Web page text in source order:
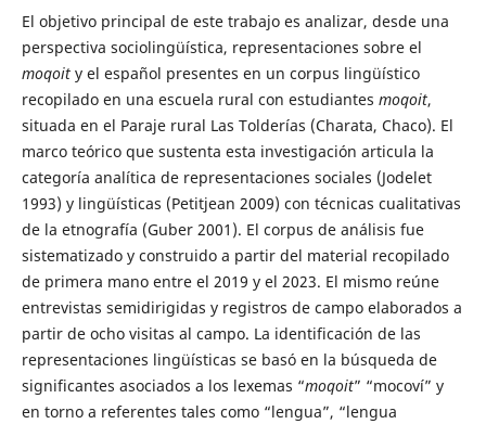
El objetivo principal de este trabajo es analizar, desde una
perspectiva sociolingüística, representaciones sobre el
moqoity el español presentes en un corpus lingüístico
recopilado en una escuela rural con estudiantes moqoit,
situada en el Paraje rural Las Tolderías (Charata, Chaco). El
marco teórico que sustenta esta investigación articula la
categoría analítica de representaciones sociales (Jodelet
1993) y lingüísticas (Petitjean 2009) con técnicas cualitativas
de la etnografía (Guber 2001). El corpus de análisis fue
sistematizado y construido a partir del material recopilado
de primera mano entre el 2019 y el 2023. El mismo reúne
entrevistas semidirigidas y registros de campo elaborados a
partir de ocho visitas al campo. La identificación de las
representaciones lingüísticas se basó en la búsqueda de
significantes asociados a los lexemas “moqoit” “mocoví” y
en torno a referentes tales como “lengua”, “lengua